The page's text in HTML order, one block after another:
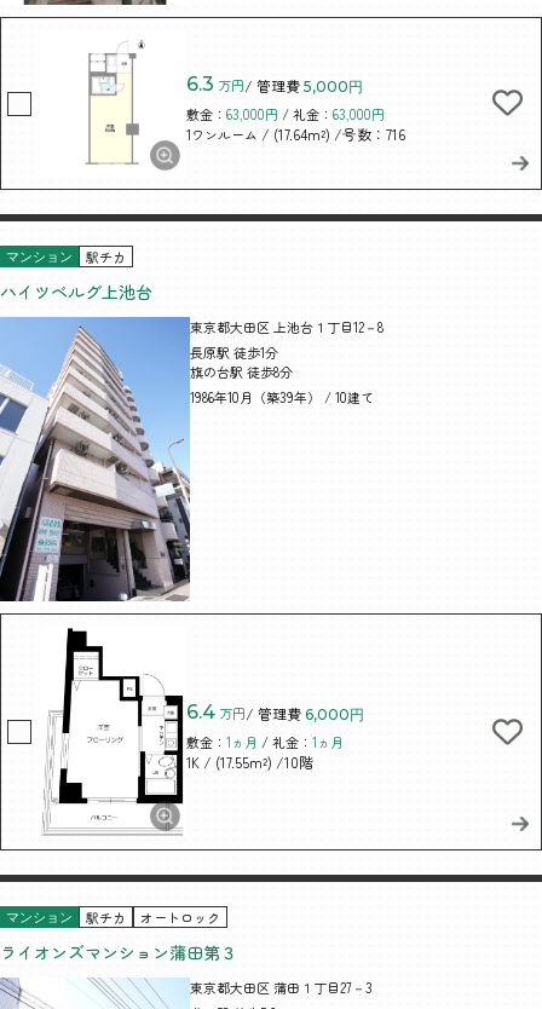
6.3 万円/ 管理費 5,000円
敷金：63,000円 / 礼金：63,000円
1ワンルーム / (17.64m²) /号数：716
マンション 駅チカ
ハイツベルグ上池台
東京都大田区 上池台１丁目12－8
長原駅 徒歩1分
旗の台駅 徒歩8分
1986年10月（築39年） / 10建て
6.4 万円/ 管理費 6,000円
敷金：1ヵ月 / 礼金：1ヵ月
1K / (17.55m²) /10階
マンション 駅チカ オートロック
ライオンズマンション蒲田第３
東京都大田区 蒲田１丁目27－3